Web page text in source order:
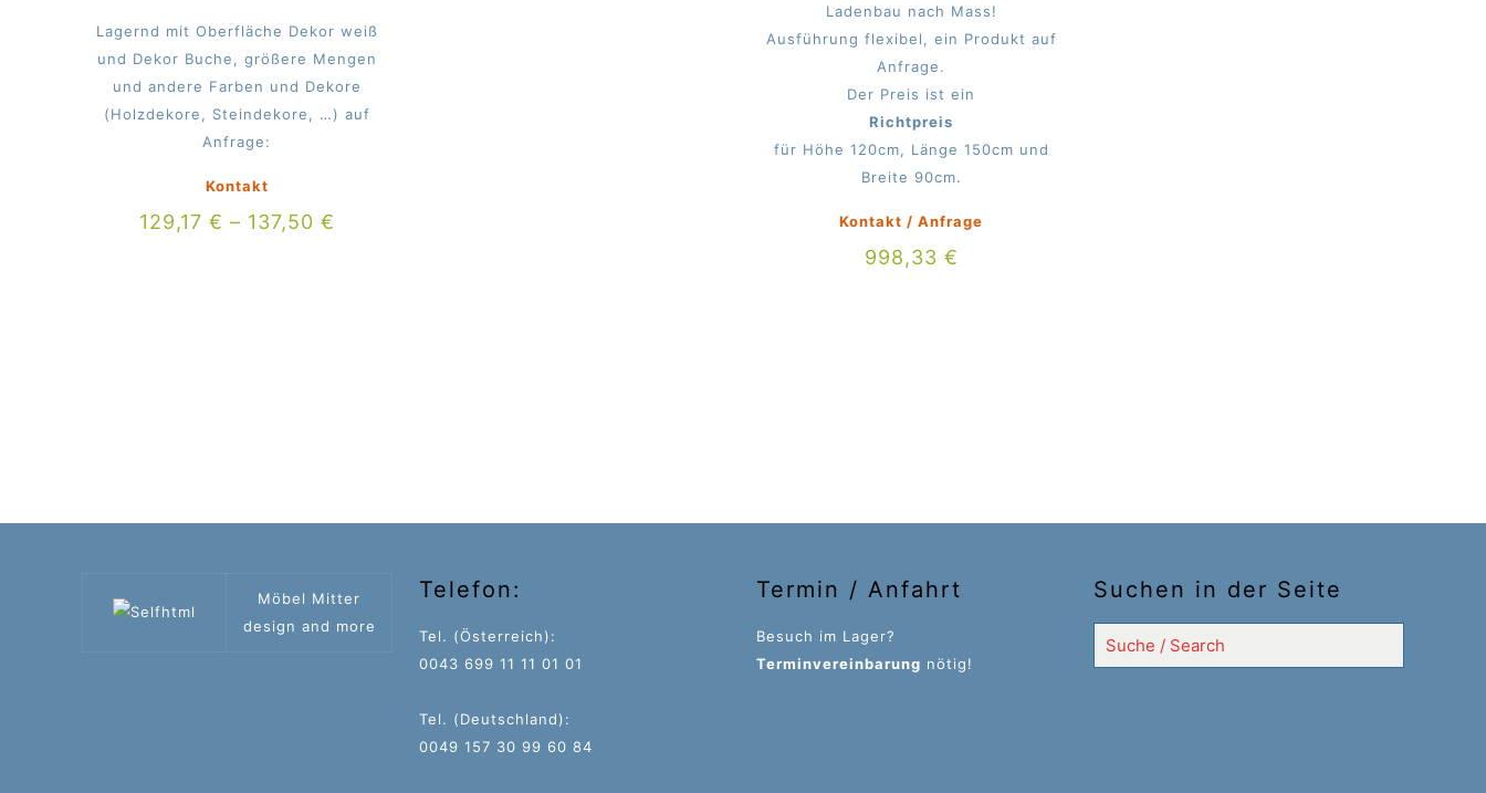
Lagernd mit Oberfläche Dekor weiß
und Dekor Buche, größere Mengen
und andere Farben und Dekore
(Holzdekore, Steindekore, …) auf
Anfrage:
Kontakt
129,17 € – 137,50 €
Ladenbau nach Mass!
Ausführung flexibel, ein Produkt auf
Anfrage.
Der Preis ist ein
Richtpreis
für Höhe 120cm, Länge 150cm und
Breite 90cm.
Kontakt / Anfrage
998,33 €
Möbel Mitter
design and more
Telefon:
Tel. (Österreich):
0043 699 11 11 01 01
Tel. (Deutschland):
0049 157 30 99 60 84
Termin / Anfahrt
Besuch im Lager?
Terminvereinbarung nötig!
Suchen in der Seite